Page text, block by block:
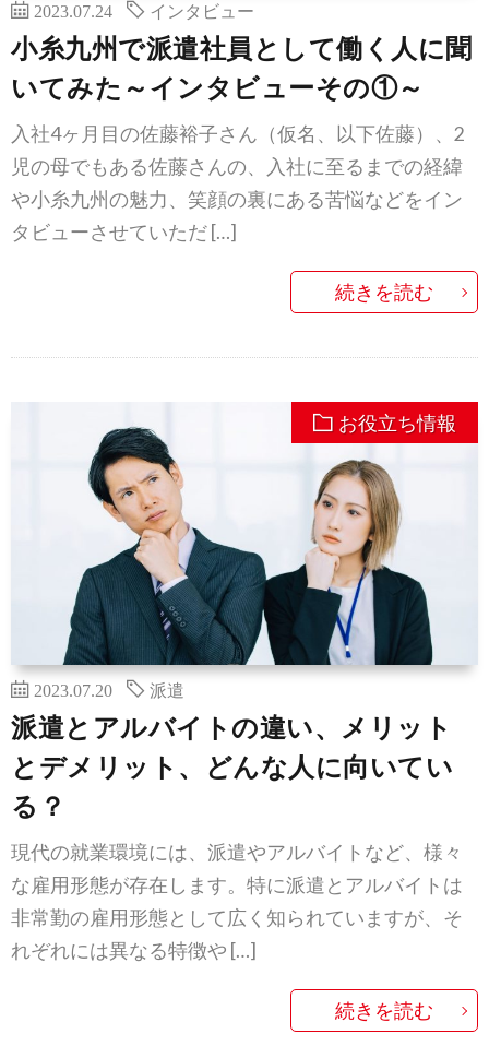
2023.07.24 インタビュー
小糸九州で派遣社員として働く人に聞
いてみた～インタビューその①～
入社4ヶ月目の佐藤裕子さん（仮名、以下佐藤）、2
児の母でもある佐藤さんの、入社に至るまでの経緯
や小糸九州の魅力、笑顔の裏にある苦悩などをイン
タビューさせていただ […]
続きを読む
お役立ち情報
2023.07.20 派遣
派遣とアルバイトの違い、メリット
とデメリット、どんな人に向いてい
る？
現代の就業環境には、派遣やアルバイトなど、様々
な雇用形態が存在します。特に派遣とアルバイトは
非常勤の雇用形態として広く知られていますが、そ
れぞれには異なる特徴や […]
続きを読む